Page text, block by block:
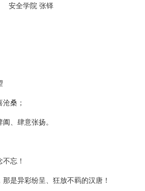
安全学院 张铎
桑；
、肆意张扬。
忘！
是异彩纷呈、狂放不羁的汉唐！